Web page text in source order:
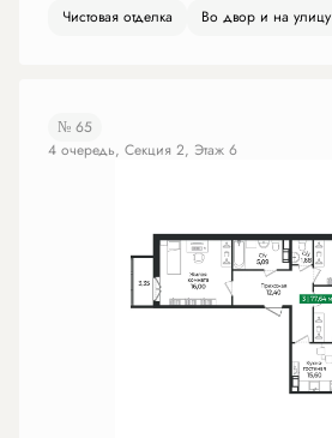
Чистовая отделка
Во двор и на улицу
№ 65
4 очередь, Секция 2, Этаж 6